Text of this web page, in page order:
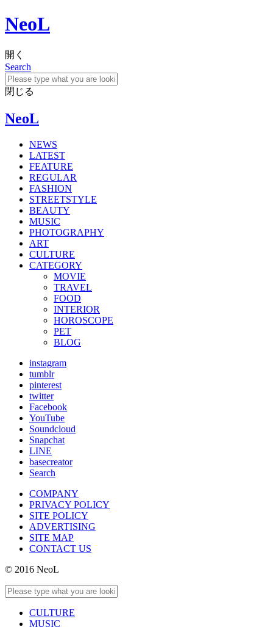
NeoL
開く
Search
閉じる
NeoL
NEWS
LATEST
FEATURE
REGULAR
FASHION
STREETSTYLE
BEAUTY
MUSIC
PHOTOGRAPHY
ART
CULTURE
CATEGORY
MOVIE
TRAVEL
FOOD
INTERIOR
HOROSCOPE
PET
BLOG
instagram
tumblr
pinterest
twitter
Facebook
YouTube
Soundcloud
Snapchat
LINE
basecreator
Search
COMPANY
PRIVACY POLICY
SITE POLICY
ADVERTISING
SITE MAP
CONTACT US
© 2016 NeoL
CULTURE
MUSIC